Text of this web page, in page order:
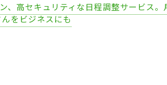
、高セキュリティな日程調整サービス
をビジネスにも